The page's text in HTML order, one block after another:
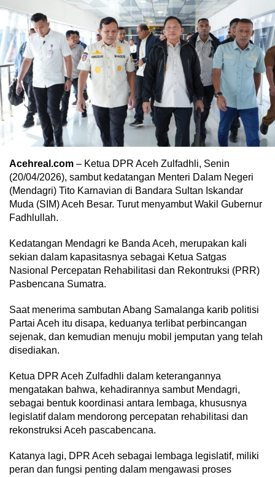
Acehreal.com – Ketua DPR Aceh Zulfadhli, Senin
(20/04/2026), sambut kedatangan Menteri Dalam Negeri
(Mendagri) Tito Karnavian di Bandara Sultan Iskandar
Muda (SIM) Aceh Besar. Turut menyambut Wakil Gubernur
Fadhlullah.
Kedatangan Mendagri ke Banda Aceh, merupakan kali
sekian dalam kapasitasnya sebagai Ketua Satgas
Nasional Percepatan Rehabilitasi dan Rekontruksi (PRR)
Pasbencana Sumatra.
Saat menerima sambutan Abang Samalanga karib politisi
Partai Aceh itu disapa, keduanya terlibat perbincangan
sejenak, dan kemudian menuju mobil jemputan yang telah
disediakan.
Ketua DPR Aceh Zulfadhli dalam keterangannya
mengatakan bahwa, kehadirannya sambut Mendagri,
sebagai bentuk koordinasi antara lembaga, khususnya
legislatif dalam mendorong percepatan rehabilitasi dan
rekonstruksi Aceh pascabencana.
Katanya lagi, DPR Aceh sebagai lembaga legislatif, miliki
peran dan fungsi penting dalam mengawasi proses